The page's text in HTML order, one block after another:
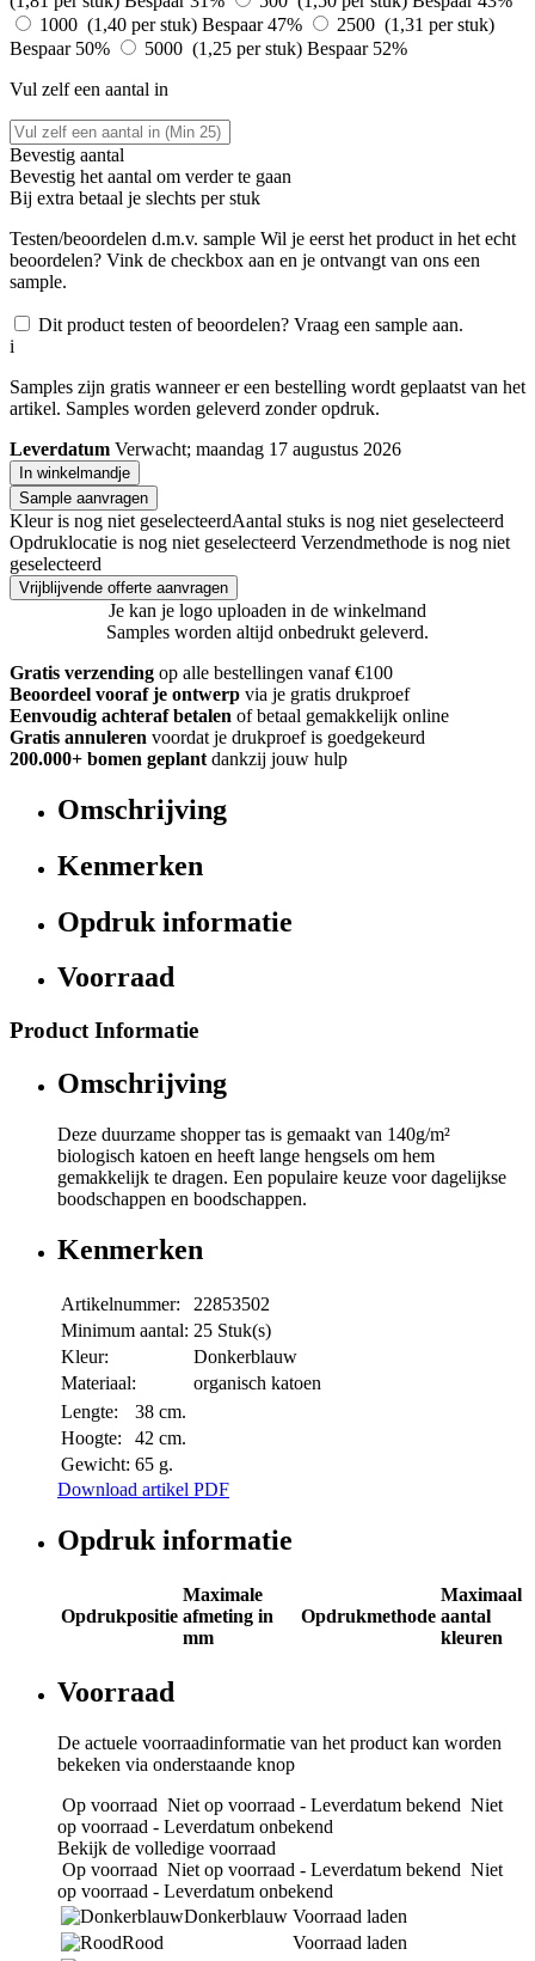
1000 (1,40 per stuk) Bespaar 47%
2500 (1,31 per stuk)
Bespaar 50%
5000 (1,25 per stuk) Bespaar 52%
Vul zelf een aantal in
Bevestig aantal
Bevestig het aantal om verder te gaan
Bij extra betaal je slechts per stuk
Testen/beoordelen d.m.v. sample Wil je eerst het product in het echt
beoordelen? Vink de checkbox aan en je ontvangt van ons een
sample.
Dit product testen of beoordelen? Vraag een sample aan.
i
Samples zijn gratis wanneer er een bestelling wordt geplaatst van het
artikel. Samples worden geleverd zonder opdruk.
Leverdatum Verwacht; maandag 17 augustus 2026
In winkelmandje
Sample aanvragen
Kleur is nog niet geselecteerdAantal stuks is nog niet geselecteerd
Opdruklocatie is nog niet geselecteerd Verzendmethode is nog niet
geselecteerd
Vrijblijvende offerte aanvragen
Je kan je logo uploaden in de winkelmand
Samples worden altijd onbedrukt geleverd.
Gratis verzending op alle bestellingen vanaf €100
Beoordeel vooraf je ontwerp via je gratis drukproef
Eenvoudig achteraf betalen of betaal gemakkelijk online
Gratis annuleren voordat je drukproef is goedgekeurd
200.000+ bomen geplant dankzij jouw hulp
Omschrijving
Kenmerken
Opdruk informatie
Voorraad
Product Informatie
Omschrijving
Deze duurzame shopper tas is gemaakt van 140g/m²
biologisch katoen en heeft lange hengsels om hem
gemakkelijk te dragen. Een populaire keuze voor dagelijkse
boodschappen en boodschappen.
Kenmerken
Artikelnummer:
22853502
Minimum aantal: 25 Stuk(s)
Kleur:
Donkerblauw
Materiaal:
organisch katoen
Lengte:
38 cm.
Hoogte:
42 cm.
Gewicht: 65 g.
Download artikel PDF
Opdruk informatie
Opdrukpositie
Maximale
afmeting in
mm
Opdrukmethode
Maximaal
aantal
kleuren
Voorraad
De actuele voorraadinformatie van het product kan worden
bekeken via onderstaande knop
Op voorraad Niet op voorraad - Leverdatum bekend Niet
op voorraad - Leverdatum onbekend
Bekijk de volledige voorraad
Op voorraad Niet op voorraad - Leverdatum bekend Niet
op voorraad - Leverdatum onbekend
Donkerblauw Voorraad laden
Rood
Voorraad laden